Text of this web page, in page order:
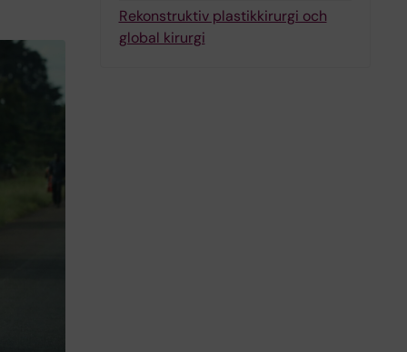
Rekonstruktiv plastikkirurgi och
global kirurgi